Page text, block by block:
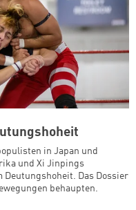
in Japan und
und Xi Jinpings
Deutungshoheit. Das Dossier
behaupten.